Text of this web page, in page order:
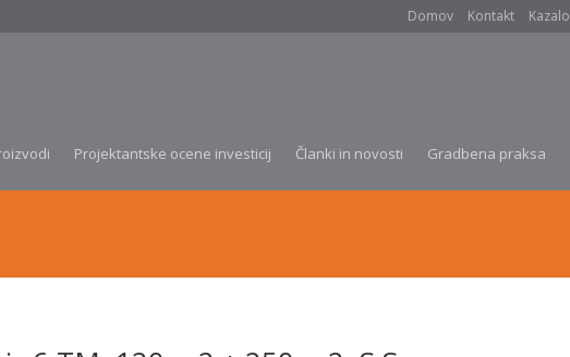
Domov Kontakt Kazalo
Projektantske ocene investicij Članki in novosti Gradbena praksa